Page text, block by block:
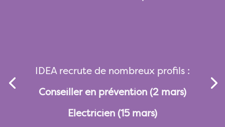
IDEA recrute de nombreux profils :
Conseiller en prévention (2 mars)
Electricien (15 mars)